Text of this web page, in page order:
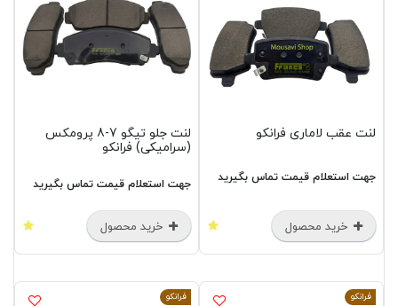
لنت عقب لاماری فرانکو
جهت استعلام قیمت تماس بگیرید
خرید محصول
لنت جلو تیگو 7-8 پرومکس
(سرامیکی) فرانکو
جهت استعلام قیمت تماس بگیرید
خرید محصول
فرانکو فرانکو